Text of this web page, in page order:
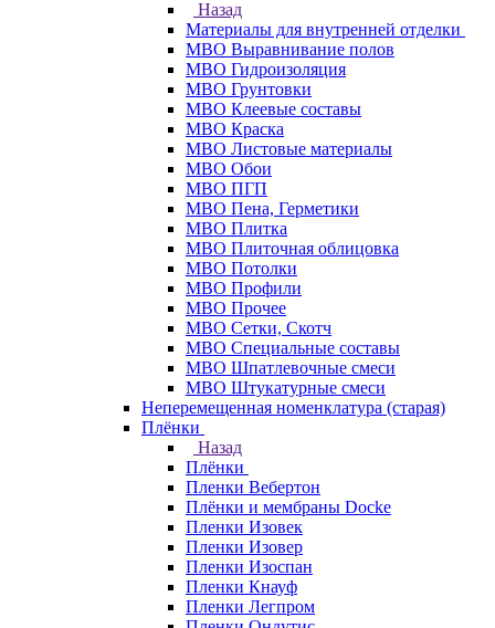
Назад
Материалы для внутренней отделки
МВО Выравнивание полов
МВО Гидроизоляция
МВО Грунтовки
МВО Клеевые составы
МВО Краска
МВО Листовые материалы
МВО Обои
МВО ПГП
МВО Пена, Герметики
МВО Плитка
МВО Плиточная облицовка
МВО Потолки
МВО Профили
МВО Прочее
МВО Сетки, Скотч
МВО Специальные составы
МВО Шпатлевочные смеси
МВО Штукатурные смеси
Неперемещенная номенклатура (старая)
Плёнки
Назад
Плёнки
Пленки Вебертон
Плёнки и мембраны Docke
Пленки Изовек
Пленки Изовер
Пленки Изоспан
Пленки Кнауф
Пленки Легпром